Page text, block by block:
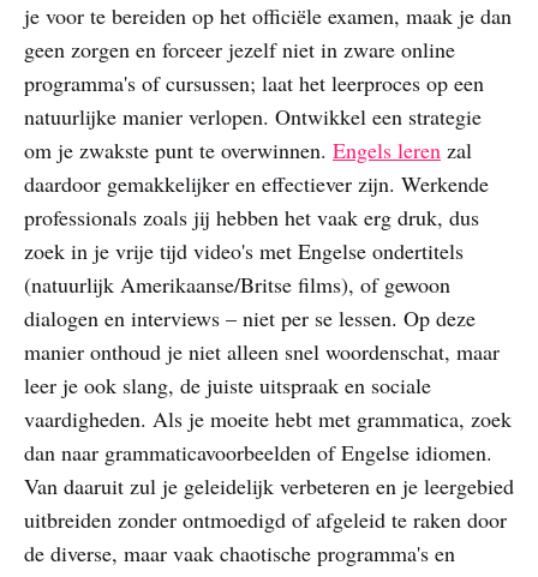
je voor te bereiden op het officiële examen, maak je dan
geen zorgen en forceer jezelf niet in zware online
programma's of cursussen; laat het leerproces op een
natuurlijke manier verlopen. Ontwikkel een strategie
om je zwakste punt te overwinnen. Engels leren zal
daardoor gemakkelijker en effectiever zijn. Werkende
professionals zoals jij hebben het vaak erg druk, dus
zoek in je vrije tijd video's met Engelse ondertitels
(natuurlijk Amerikaanse/Britse films), of gewoon
dialogen en interviews – niet per se lessen. Op deze
manier onthoud je niet alleen snel woordenschat, maar
leer je ook slang, de juiste uitspraak en sociale
vaardigheden. Als je moeite hebt met grammatica, zoek
dan naar grammaticavoorbeelden of Engelse idiomen.
Van daaruit zul je geleidelijk verbeteren en je leergebied
uitbreiden zonder ontmoedigd of afgeleid te raken door
de diverse, maar vaak chaotische programma's en